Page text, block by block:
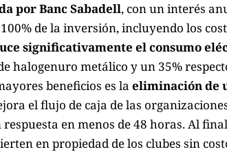
por Banc Sabadell, con un interés
de la inversión, incluyendo los
significativamente el consumo
halogenuro metálico y un 35%
beneficios es la eliminación de
el flujo de caja de las
en menos de 48 horas. Al
en propiedad de los clubes sin